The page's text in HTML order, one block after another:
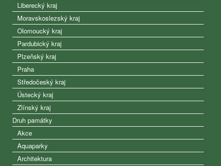
Liberecký kraj
Moravskoslezský kraj
Olomoucký kraj
Pardubický kraj
Plzeňský kraj
Praha
Středočeský kraj
Ústecký kraj
Zlínský kraj
Druh památky
Akce
Aquaparky
Architektura